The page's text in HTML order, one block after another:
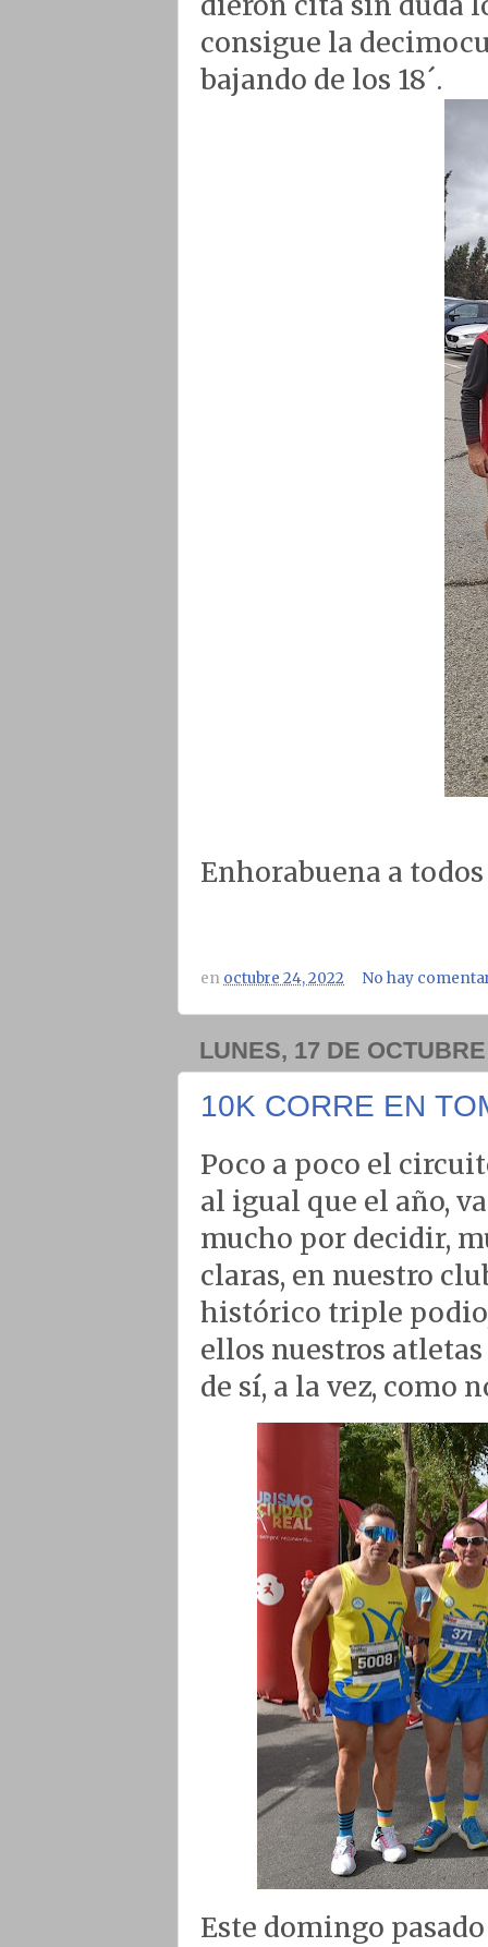
consigue la
bajando de los 18´.
Enhorabuena a
en octubre 24, 2022 No hay
LUNES, 17 DE
10K CORRE EN
Poco a poco el
al igual que el año,
mucho por decidir,
claras, en nuestro
histórico triple
ellos nuestros
de sí, a la vez, como
Este domingo